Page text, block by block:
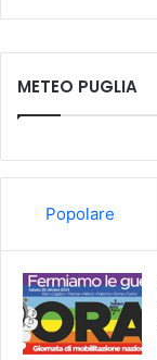
METEO PUGLIA
Popolare